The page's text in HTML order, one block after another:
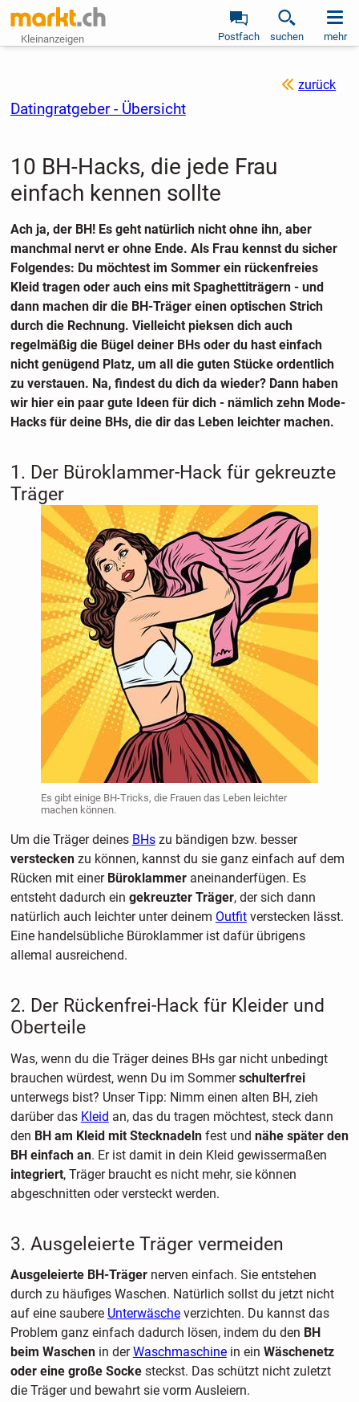
Kleinanzeigen Postfach suchen mehr
zurück
Datingratgeber - Übersicht
10 BH-Hacks, die jede Frau
einfach kennen sollte
Ach ja, der BH! Es geht natürlich nicht ohne ihn, aber
manchmal nervt er ohne Ende. Als Frau kennst du sicher
Folgendes: Du möchtest im Sommer ein rückenfreies
Kleid tragen oder auch eins mit Spaghettiträgern - und
dann machen dir die BH-Träger einen optischen Strich
durch die Rechnung. Vielleicht pieksen dich auch
regelmäßig die Bügel deiner BHs oder du hast einfach
nicht genügend Platz, um all die guten Stücke ordentlich
zu verstauen. Na, findest du dich da wieder? Dann haben
wir hier ein paar gute Ideen für dich - nämlich zehn Mode-
Hacks für deine BHs, die dir das Leben leichter machen.
1. Der Büroklammer-Hack für gekreuzte
Träger
Es gibt einige BH-Tricks, die Frauen das Leben leichter
machen können.
Um die Träger deines BHszu bändigen bzw. besser
verstecken zu können, kannst du sie ganz einfach auf dem
Rücken mit einer Büroklammer aneinanderfügen. Es
entsteht dadurch ein gekreuzter Träger, der sich dann
natürlich auch leichter unter deinem Outfitverstecken lässt.
Eine handelsübliche Büroklammer ist dafür übrigens
allemal ausreichend.
2. Der Rückenfrei-Hack für Kleider und
Oberteile
Was, wenn du die Träger deines BHs gar nicht unbedingt
brauchen würdest, wenn Du im Sommerschulterfrei
unterwegs bist? Unser Tipp: Nimm einen alten BH, zieh
darüber das Kleid an, das du tragen möchtest, steck dann
den BH am Kleid mit Stecknadeln fest und nähe später den
BH einfach an. Er ist damit in dein Kleid gewissermaßen
integriert, Träger braucht es nicht mehr, sie können
abgeschnitten oder versteckt werden.
3. Ausgeleierte Träger vermeiden
Ausgeleierte BH-Trägernerven einfach. Sie entstehen
durch zu häufiges Waschen. Natürlich sollst du jetzt nicht
auf eine saubere Unterwäscheverzichten. Du kannst das
Problem ganz einfach dadurch lösen, indem du den BH
beim Waschenin derWaschmaschinein ein Wäschenetz
oder eine große Sockesteckst. Das schützt nicht zuletzt
die Träger und bewahrt sie vorm Ausleiern.